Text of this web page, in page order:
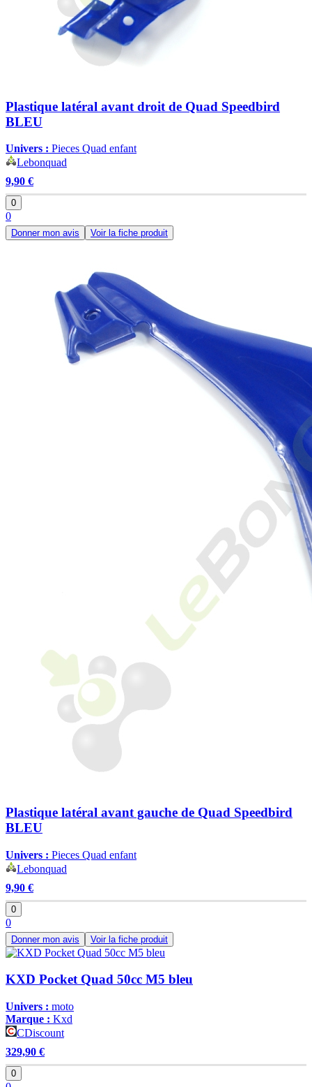
Plastique latéral avant droit de Quad Speedbird
BLEU
Univers : Pieces Quad enfant
Lebonquad
9,90 €
0
0
Donner mon avis Voir la fiche produit
Plastique latéral avant gauche de Quad Speedbird
BLEU
Univers : Pieces Quad enfant
Lebonquad
9,90 €
0
0
Donner mon avis Voir la fiche produit
KXD Pocket Quad 50cc M5 bleu
Univers : moto
Marque : Kxd
CDiscount
329,90 €
0